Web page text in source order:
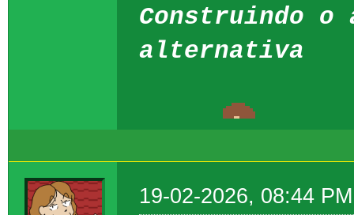
Construindo o
alternativa
19-02-2026, 08:44 PM